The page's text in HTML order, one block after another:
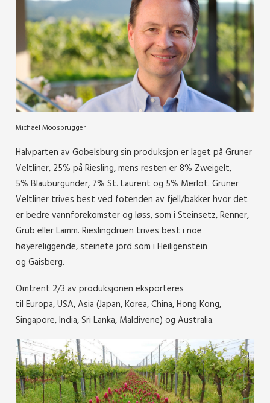
Michael Moosbrugger
Halvparten av Gobelsburg sin produksjon er laget på Gruner
Veltliner, 25% på Riesling, mens resten er 8% Zweigelt,
5% Blauburgunder, 7% St. Laurent og 5% Merlot. Gruner
Veltliner trives best ved fotenden av fjell/bakker hvor det
er bedre vannforekomster og løss, som i Steinsetz, Renner,
Grub eller Lamm. Rieslingdruen trives best i noe
høyereliggende, steinete jord som i Heiligenstein
og Gaisberg.
Omtrent 2/3 av produksjonen eksporteres
til Europa, USA, Asia (Japan, Korea, China, Hong Kong,
Singapore, India, Sri Lanka, Maldivene) og Australia.